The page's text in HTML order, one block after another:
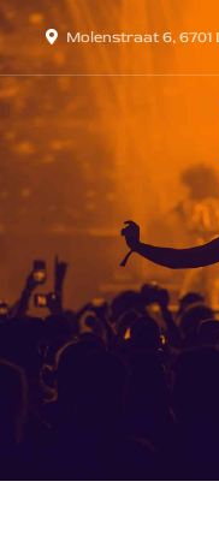
Molenstraat 6, 6701